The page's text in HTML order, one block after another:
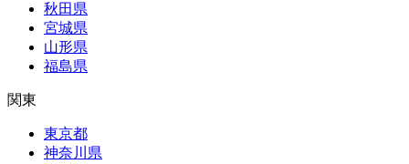
秋田県
宮城県
山形県
福島県
関東
東京都
神奈川県